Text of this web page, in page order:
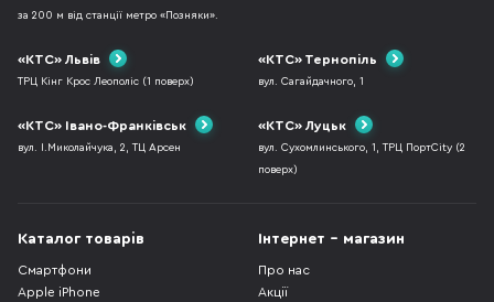
за 200 м від станції метро «Позняки».
«КТС» Львів
ТРЦ Кінг Крос Леополіс (1 поверх)
«КТС» Тернопіль
вул. Сагайдачного, 1
«КТС» Івано-Франківськ
вул. І.Миколайчука, 2, ТЦ Арсен
«КТС» Луцьк
вул. Сухомлинського, 1, ТРЦ ПортCity (2
поверх)
Каталог товарів
Смартфони
Apple iPhone
Інтернет - магазин
Про нас
Акції